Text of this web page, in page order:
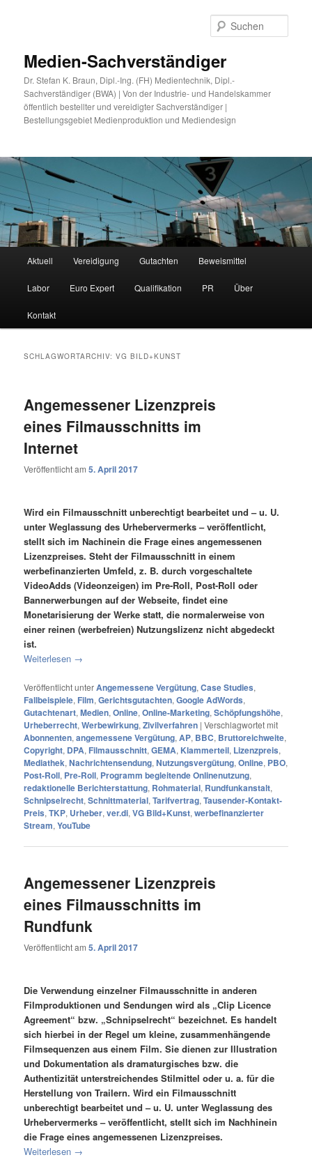
Medien-Sachverständiger
Dr. Stefan K. Braun, Dipl.-Ing. (FH) Medientechnik, Dipl.-
Sachverständiger (BWA) | Von der Industrie- und Handelskammer
öffentlich bestellter und vereidigter Sachverständiger |
Bestellungsgebiet Medienproduktion und Mediendesign
Aktuell Vereidigung Gutachten Beweismittel
Labor Euro Expert Qualifikation PR Über
Kontakt
SCHLAGWORTARCHIV:VG BILD+KUNST
Angemessener Lizenzpreis
eines Filmausschnitts im
Internet
Veröffentlicht am5. April 2017
Wird ein Filmausschnitt unberechtigt bearbeitet und – u. U.
unter Weglassung des Urhebervermerks – veröffentlicht,
stellt sich im Nachinein die Frage eines angemessenen
Lizenzpreises. Steht der Filmausschnitt in einem
werbefinanzierten Umfeld, z. B. durch vorgeschaltete
VideoAdds (Videonzeigen) im Pre-Roll, Post-Roll oder
Bannerwerbungen auf der Webseite, findet eine
Monetarisierung der Werke statt, die normalerweise von
einer reinen (werbefreien) Nutzungslizenz nicht abgedeckt
ist.
Weiterlesen →
Veröffentlicht unterAngemessene Vergütung,Case Studies,
Fallbeispiele, Film,Gerichtsgutachten,Google AdWords,
Gutachtenart,Medien,Online,Online-Marketing,Schöpfungshöhe,
Urheberrecht,Werbewirkung,Zivilverfahren |Verschlagwortet mit
Abonnenten,angemessene Vergütung,AP, BBC, Bruttoreichweite,
Copyright, DPA, Filmausschnitt,GEMA, Klammerteil, Lizenzpreis,
Mediathek,Nachrichtensendung,Nutzungsvergütung,Online, PBO,
Post-Roll, Pre-Roll, Programm begleitende Onlinenutzung,
redaktionelle Berichterstattung, Rohmaterial, Rundfunkanstalt,
Schnipselrecht,Schnittmaterial,Tarifvertrag,Tausender-Kontakt-
Preis,TKP, Urheber,ver.di,VG Bild+Kunst,werbefinanzierter
Stream,YouTube
Angemessener Lizenzpreis
eines Filmausschnitts im
Rundfunk
Veröffentlicht am5. April 2017
Die Verwendung einzelner Filmausschnitte in anderen
Filmproduktionen und Sendungen wird als „Clip Licence
Agreement“ bzw. „Schnipselrecht“ bezeichnet. Es handelt
sich hierbei in der Regel um kleine, zusammenhängende
Filmsequenzen aus einem Film. Sie dienen zur Illustration
und Dokumentation als dramaturgisches bzw. die
Authentizität unterstreichendes Stilmittel oder u. a. für die
Herstellung von Trailern. Wird ein Filmausschnitt
unberechtigt bearbeitet und – u. U. unter Weglassung des
Urhebervermerks – veröffentlicht, stellt sich im Nachhinein
die Frage eines angemessenen Lizenzpreises.
Weiterlesen →